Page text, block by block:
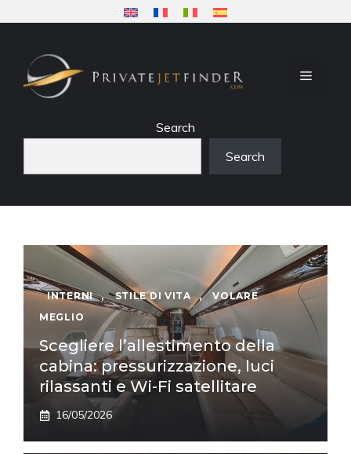
contenuto
MENU
Search
Search
INTERNI , STILE DI VITA ,
VOLARE
MEGLIO
Scegliere l’allestimento della
cabina: pressurizzazione, luci
rilassanti e Wi-Fi satellitare
16/05/2026